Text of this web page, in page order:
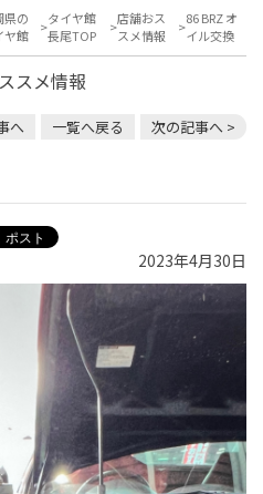
県の
ヤ館
タイヤ館
長尾TOP
店舗おス
スメ情報
86 BRZ オ
イル交換
スメ情報
へ 一覧へ戻る 次の記事へ >
2023年4月30日